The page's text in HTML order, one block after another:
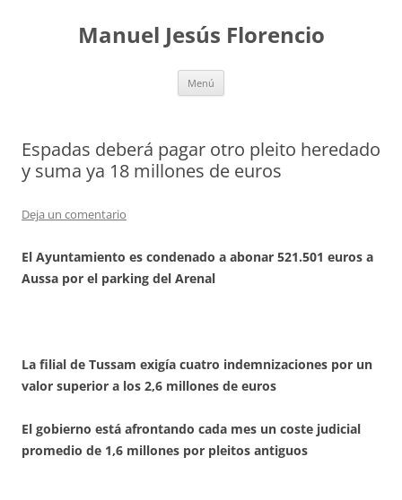
contenidoManuel Jesús Florencio
Menú
Espadas deberá pagar otro pleito heredado
y suma ya 18 millones de euros
Deja un comentario
El Ayuntamiento es condenado a abonar 521.501 euros a
Aussa por el parking del Arenal
La filial de Tussam exigía cuatro indemnizaciones por un
valor superior a los 2,6 millones de euros
El gobierno está afrontando cada mes un coste judicial
promedio de 1,6 millones por pleitos antiguos